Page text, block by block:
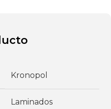
Kronopol
Laminados